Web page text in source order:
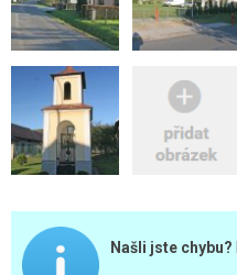
Našli jste chybu?